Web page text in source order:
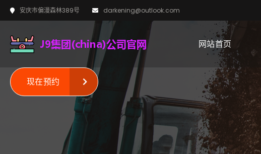
安庆市偏漫森林389号 darkening@outlook.com
网站首页
现在预约